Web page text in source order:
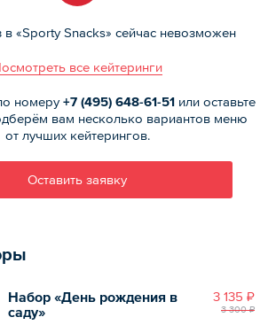
в «Sporty Snacks» сейчас невозможен
все кейтеринги
номеру+7 (495) 648-61-51или оставьте
вам несколько вариантов меню
от лучших кейтерингов.
Оставить заявку
3 135 ₽
3 300 ₽
Набор «День рождения в
саду»